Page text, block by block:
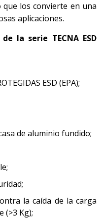
que los convierte en una
aplicaciones.
la serie TECNA ESD
ESD (EPA);
de aluminio fundido;
la caída de la carga
(>3 Kg);